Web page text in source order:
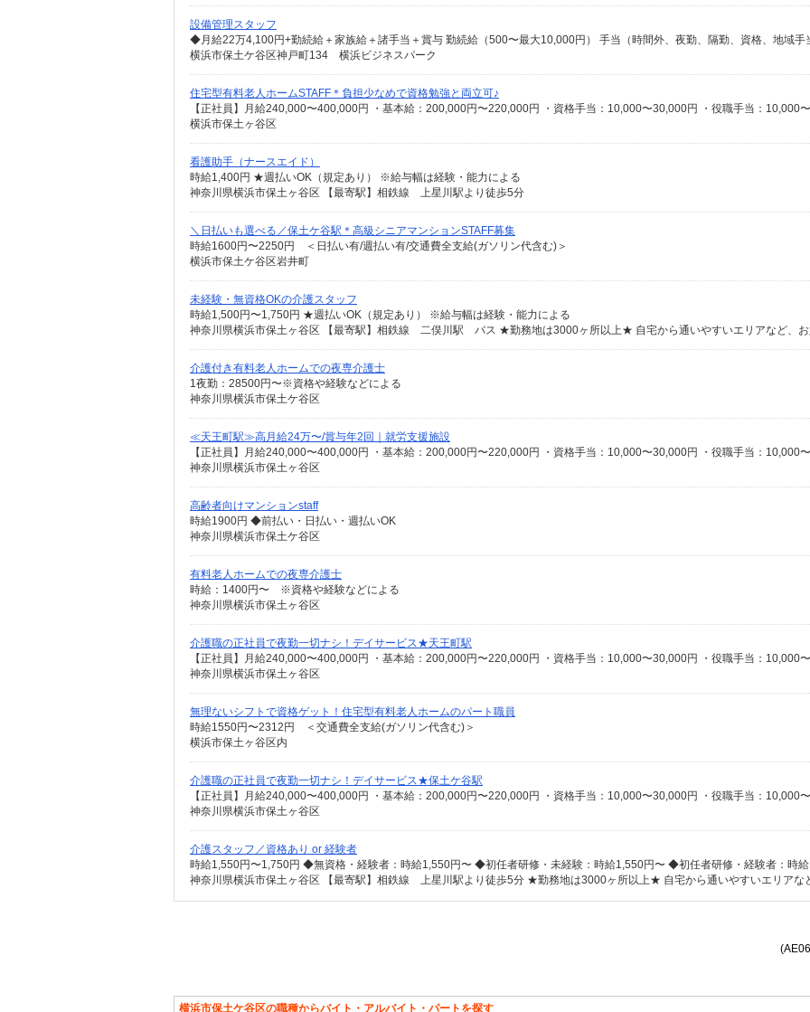
設備管理スタッフ
横浜市保土ケ谷区神戸町134 横浜ビジネスパーク
住宅型有料老人ホームSTAFF＊負担少なめで資格勉強と両立可♪
横浜市保土ヶ谷区
看護助手（ナースエイド）
時給1,400円 ★週払いOK（規定あり） ※給与幅は経験・能力による
神奈川県横浜市保土ヶ谷区 【最寄駅】相鉄線 上星川駅より徒歩5分
＼日払いも選べる／保土ケ谷駅＊高級シニアマンションSTAFF募集
時給1600円〜2250円 ＜日払い有/週払い有/交通費全支給(ガソリン代含む)＞
横浜市保土ケ谷区岩井町
未経験・無資格OKの介護スタッフ
時給1,500円〜1,750円 ★週払いOK（規定あり） ※給与幅は経験・能力による
介護付き有料老人ホームでの夜専介護士
1夜勤：28500円〜※資格や経験などによる
神奈川県横浜市保土ケ谷区
≪天王町駅≫高月給24万〜/賞与年2回｜就労支援施設
神奈川県横浜市保土ヶ谷区
高齢者向けマンションstaff
時給1900円 ◆前払い・日払い・週払いOK
神奈川県横浜市保土ケ谷区
有料老人ホームでの夜専介護士
時給：1400円〜 ※資格や経験などによる
神奈川県横浜市保土ヶ谷区
介護職の正社員で夜勤一切ナシ！デイサービス★天王町駅
神奈川県横浜市保土ヶ谷区
無理ないシフトで資格ゲット！住宅型有料老人ホームのパート職員
時給1550円〜2312円 ＜交通費全支給(ガソリン代含む)＞
横浜市保土ヶ谷区内
介護職の正社員で夜勤一切ナシ！デイサービス★保土ケ谷駅
神奈川県横浜市保土ヶ谷区
介護スタッフ／資格あり or 経験者
横浜市保土ケ谷区の職種からバイト・アルバイト・パートを探す